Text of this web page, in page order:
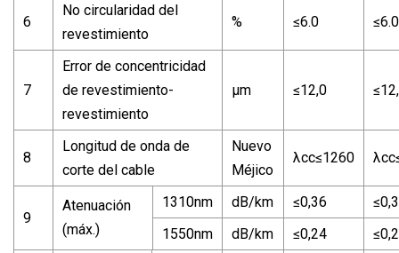
6
No circularidad del
revestimiento
% ≤6.0 ≤6.0
7
Error de concentricidad
de revestimiento-
revestimiento
µm ≤12,0
8
Longitud de onda de
corte del cable
Nuevo
Méjico
λcc≤1260
9
Atenuación
(máx.)
1310nm dB/km ≤0,36
1550nm
dB/km ≤0,24